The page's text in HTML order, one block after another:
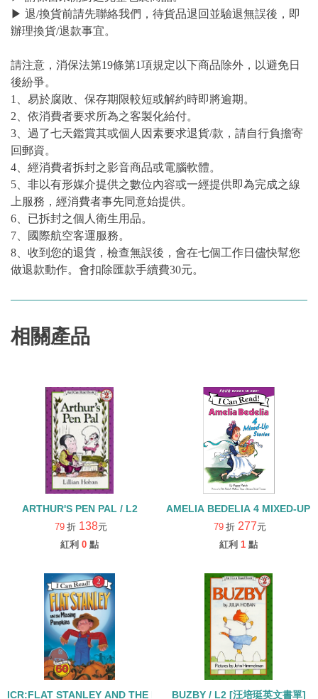
▶ 退/換貨前請先聯絡我們，待貨品退回並驗退無誤後，即
辦理換貨/退款事宜。
請注意，消保法第19條第1項規定以下商品除外，以避免日
後紛爭。
1、易於腐敗、保存期限較短或解約時即將逾期。
2、依消費者要求所為之客製化給付。
3、過了七天鑑賞其或個人因素要求退貨/款，請自行負擔寄
回郵資。
4、經消費者拆封之影音商品或電腦軟體。
5、非以有形媒介提供之數位內容或一經提供即為完成之線
上服務，經消費者事先同意始提供。
6、已拆封之個人衛生用品。
7、國際航空客運服務。
8、收到您的退貨，檢查無誤後，會在七個工作日儘快幫您
做退款動作。會扣除匯款手續費30元。
相關產品
ARTHUR'S PEN PAL / L2
79 折 138元
紅利 0 點
AMELIA BEDELIA 4 MIXED-UP
79 折 277元
紅利 1 點
ICR:FLAT STANLEY AND THE MISSING PUMPKINS /L2BUZBY / L2 [汪培珽英文書單]